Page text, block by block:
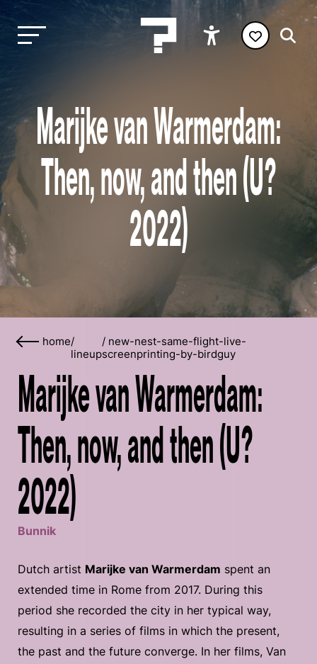
Marijke van Warmerdam:
Then, now, and then (U?
2022)
home/
lineup
/ new-nest-same-flight-live-
screenprinting-by-birdguy
Marijke van Warmerdam:
Then, now, and then (U?
2022)
Bunnik
Dutch artist Marijke van Warmerdam spent an
extended time in Rome from 2017. During this
period she recorded the city in her typical way,
resulting in a series of films in which the present,
the past and the future converge. In her films, Van